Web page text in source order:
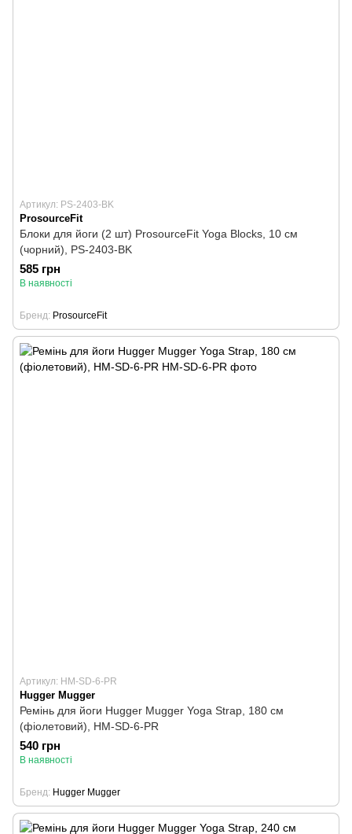
Артикул: PS-2403-BK
ProsourceFit
Блоки для йоги (2 шт) ProsourceFit Yoga Blocks, 10 см
(чорний), PS-2403-BK
585 грн
В наявності
Бренд ProsourceFit
Артикул: HM-SD-6-PR
Hugger Mugger
Ремінь для йоги Hugger Mugger Yoga Strap, 180 см
(фіолетовий), HM-SD-6-PR
540 грн
В наявності
Бренд Hugger Mugger